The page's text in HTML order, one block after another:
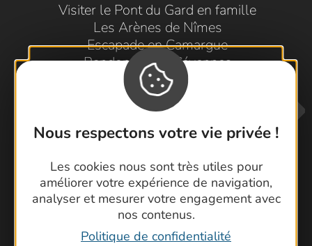
Nous respectons votre vie privée !
Les cookies nous sont très utiles pour
améliorer votre expérience de navigation,
analyser et mesurer votre engagement avec
nos contenus.
Politique de confidentialité
Visiter le Pont du Gard en famille
Les Arènes de Nîmes
Escapade en Camargue
Randonnée en Cévennes
Contactez-nous !
Foire aux questions